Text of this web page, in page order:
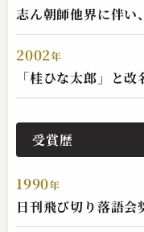
たいこ腹
2023.10.25 |
志ん朝師他界に伴い
2002年
「桂ひな太郎」と改
受賞歴
1990年
日刊飛び切り落語